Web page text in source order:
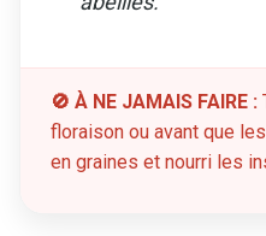
🚫 À NE JAMAIS FAIRE :
floraison ou avant que
en graines et nourri les